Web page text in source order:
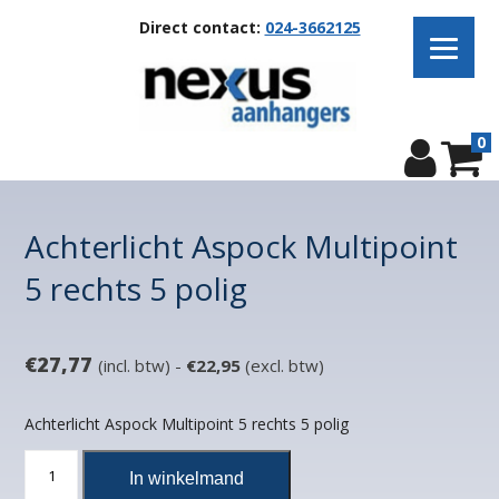
Direct contact: 024-3662125
0
Achterlicht Aspock Multipoint
5 rechts 5 polig
€27,77 (incl. btw) - €22,95 (excl. btw)
Achterlicht Aspock Multipoint 5 rechts 5 polig
Achterlicht
Aspock
In winkelmand